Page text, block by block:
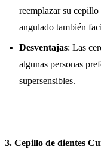
reemplazar su cepillo
angulado también
Desventajas: Las
algunas personas
supersensibles.
3. Cepillo de dientes